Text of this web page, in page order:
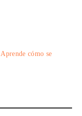
Aprende cómo se